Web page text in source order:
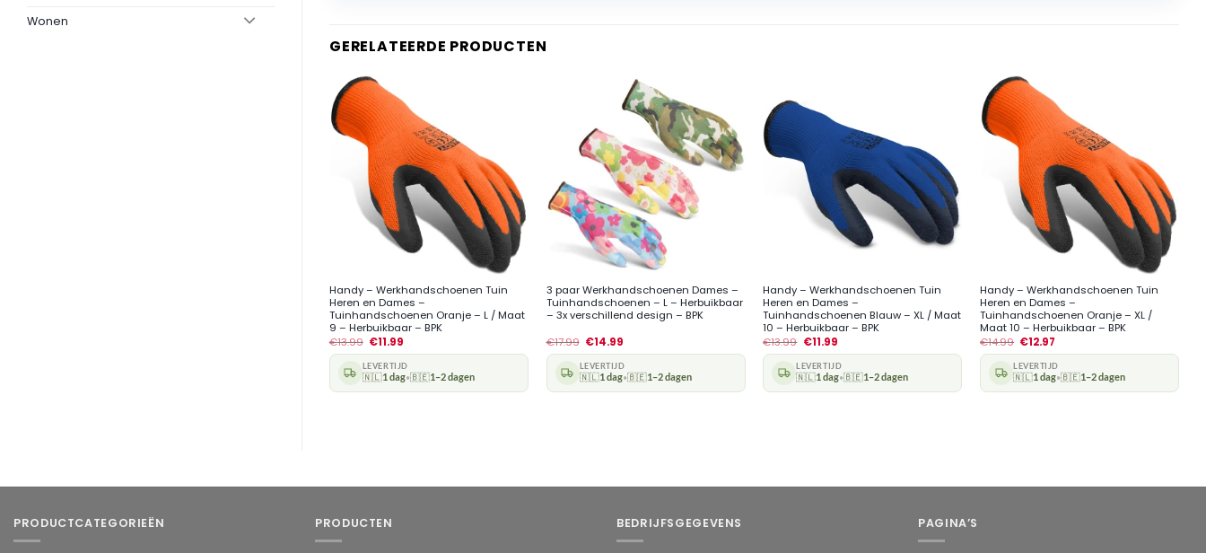
Wonen
GERELATEERDE PRODUCTEN
Handy – Werkhandschoenen Tuin
Heren en Dames –
Tuinhandschoenen Oranje – L / Maat
9 – Herbuikbaar – BPK
€13.99 €11.99
LEVERTIJD
🇳🇱1 dag•🇧🇪1–2 dagen
3 paar Werkhandschoenen Dames –
Tuinhandschoenen – L – Herbuikbaar
– 3x verschillend design – BPK
€17.99 €14.99
LEVERTIJD
🇳🇱1 dag•🇧🇪1–2 dagen
Handy – Werkhandschoenen Tuin
Heren en Dames –
Tuinhandschoenen Blauw – XL / Maat
10 – Herbuikbaar – BPK
€13.99 €11.99
LEVERTIJD
🇳🇱1 dag•🇧🇪1–2 dagen
Handy – Werkhandschoenen Tuin
Heren en Dames –
Tuinhandschoenen Oranje – XL /
Maat 10 – Herbuikbaar – BPK
€14.99 €12.97
LEVERTIJD
🇳🇱1 dag•🇧🇪1–2 dagen
PRODUCTCATEGORIEËN PRODUCTEN BEDRIJFSGEGEVENS PAGINA’S